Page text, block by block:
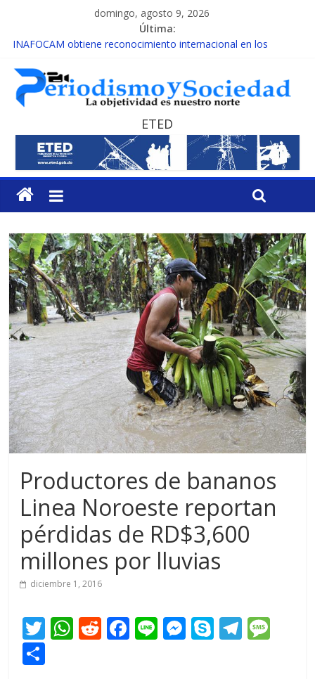
domingo, agosto 9, 2026
Última:
INAFOCAM obtiene reconocimiento internacional en los
15 de febrero de cada año es Día Nacional de la lucha contra el
cáncer infantil
EL ENFOQUE UNILATERAL DE LA COALICIÓN
MESCyT y Universidad Albizu apoyarán rehabilitación de
reclusos
MESCyT presenta calendario de Consulta Nacional por la
Educación
ETED
Productores de bananos
Linea Noroeste reportan
pérdidas de RD$3,600
millones por lluvias
diciembre 1, 2016
T W R F Li M S T